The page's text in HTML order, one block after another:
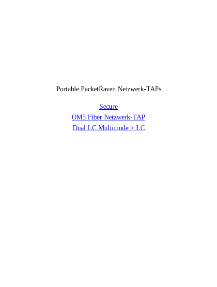
Portable PacketRaven Netzwerk-TAPs
Secure
OM5 Fiber Netzwerk-TAP
Dual LC Multimode > LC